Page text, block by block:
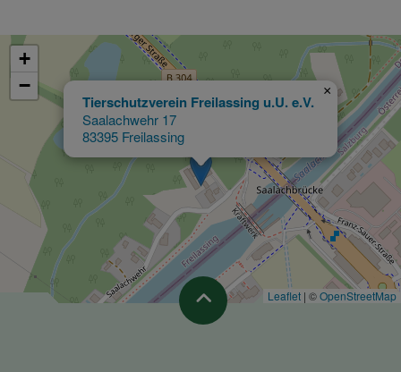
Tierschutzverein Freilassing u.U. e.V.
Saalachwehr 17
83395 Freilassing
×
+
−
Leaflet | ©OpenStreetMap